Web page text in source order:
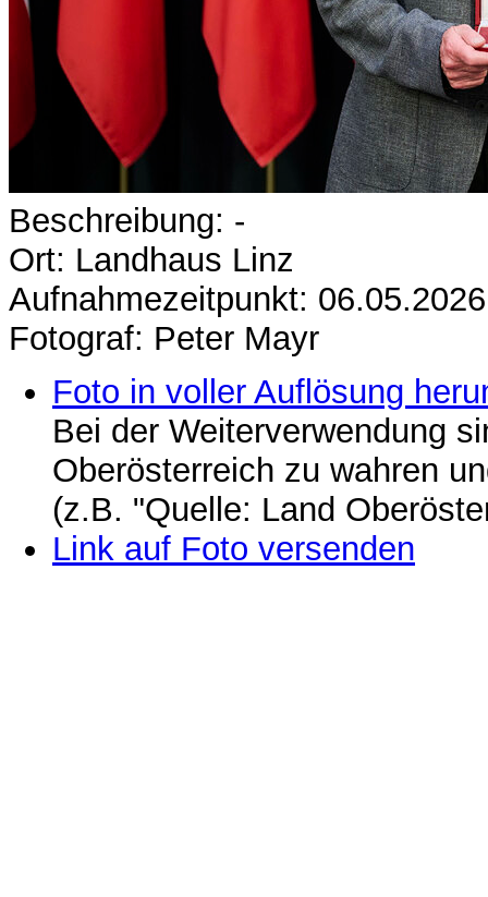
Beschreibung: -
Ort: Landhaus Linz
Aufnahmezeitpunkt: 06.05.2026
Fotograf: Peter Mayr
Foto in voller Auflösung
Bei der Weiterverwendung
Oberösterreich zu wahren
(z.B. "Quelle: Land
Link auf Foto versenden